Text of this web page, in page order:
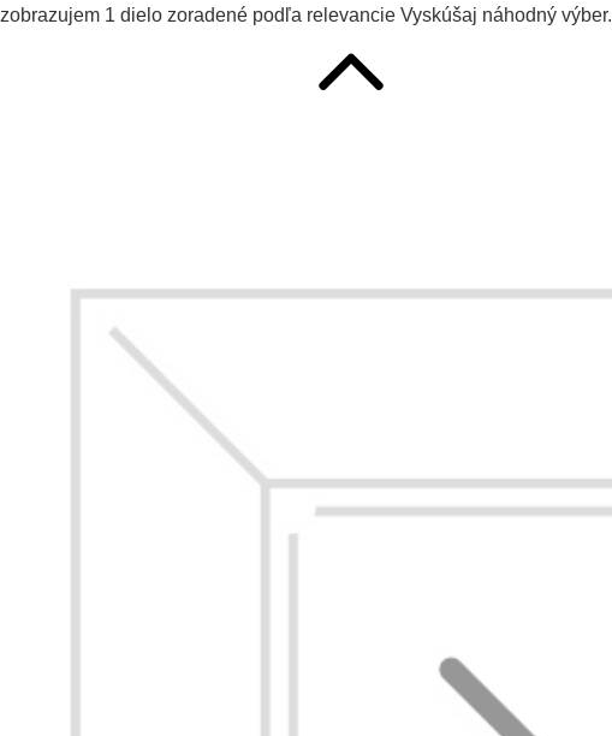
zobrazujem 1 dielo zoradené podľa relevancie Vyskúšaj náhodný výber.